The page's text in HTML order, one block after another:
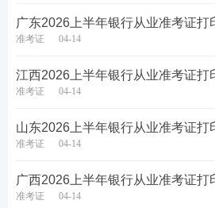
未在规定时间内打印准考证，
无法参加考试。建议大家尽早
准备好考试所需资料。
2、2026上半年银行从业准考证
2026上半年银行从业准考证打
码、准考证号、科目名称、考
称、开考时间、结束时间以及
广东2026上半年银行从业准考证打
准考证 04-14
江西2026上半年银行从业准考证打
准考证 04-14
山东2026上半年银行从业准考证打
准考证 04-14
广西2026上半年银行从业准考证打
准考证 04-14